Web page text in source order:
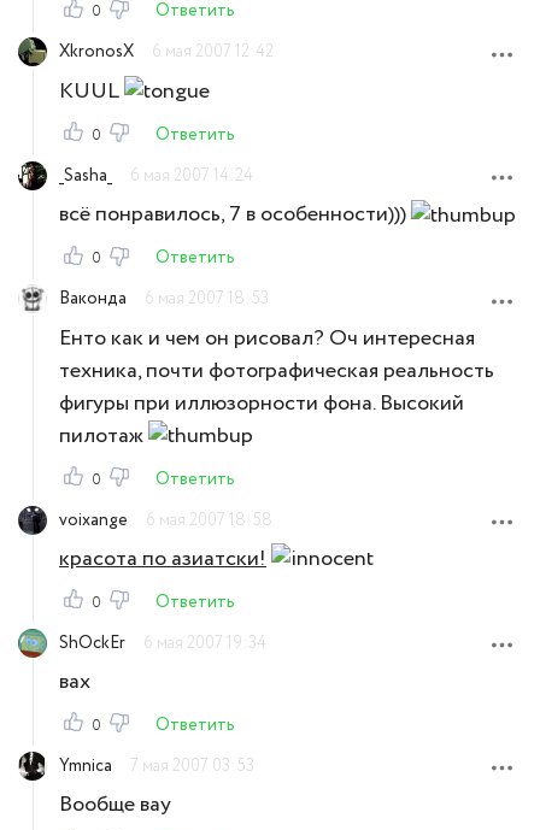
0
Ответить
XkronosX
6 мая 2007 12:42
KUUL
0
Ответить
_Sasha_
6 мая 2007 14:24
всё понравилось, 7 в особенности)))
0
Ответить
Ваконда
6 мая 2007 18:53
Енто как и чем он рисовал? Оч интересная
техника, почти фотографическая реальность
фигуры при иллюзорности фона. Высокий
пилотаж
0
Ответить
voixange
6 мая 2007 18:58
красота по азиатски!
0
Ответить
ShOckEr
6 мая 2007 19:34
вах
0
Ответить
Ymnica
7 мая 2007 03:53
Вообще вау